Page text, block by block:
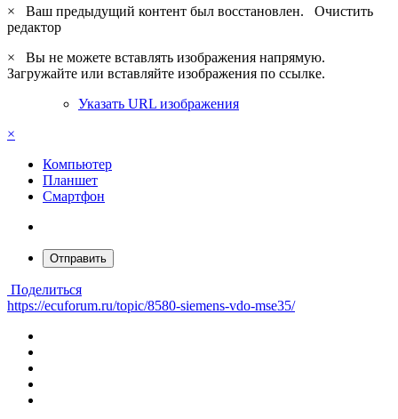
×
Ваш предыдущий контент был восстановлен. Очистить
редактор
×
Вы не можете вставлять изображения напрямую.
Загружайте или вставляйте изображения по ссылке.
Указать URL изображения
×
Компьютер
Планшет
Смартфон
Отправить
Поделиться
https://ecuforum.ru/topic/8580-siemens-vdo-mse35/